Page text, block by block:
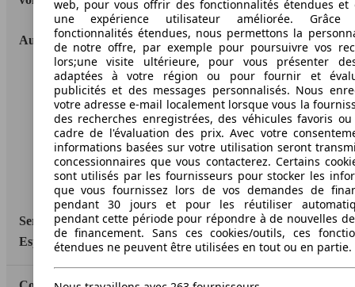
AutoScout24
A propos d'AutoScout24
Conditions d'utilisation
Informations légales
Protection des données
Accessibility Statement
Service
Espace Pro
web, pour vous offrir des fonctionnalités étendues et
une expérience utilisateur améliorée.
fonctionnalités étendues, nous permettons la
de notre offre, par exemple pour poursuivre vos
lors;une visite ultérieure, pour vous présenter
adaptées à votre région ou pour fournir et
publicités et des messages personnalisés. Nous
votre adresse e-mail localement lorsque vous la
des recherches enregistrées, des véhicules favoris
cadre de l'évaluation des prix. Avec votre
informations basées sur votre utilisation seront
concessionnaires que vous contacterez. Certains
sont utilisés par les fournisseurs pour stocker les
que vous fournissez lors de vos demandes de
pendant 30 jours et pour les réutiliser
pendant cette période pour répondre à de nouvelles
de financement. Sans ces cookies/outils, ces
étendues ne peuvent être utilisées en tout ou en partie.